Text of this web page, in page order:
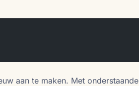
aan te maken. Met onderstaande